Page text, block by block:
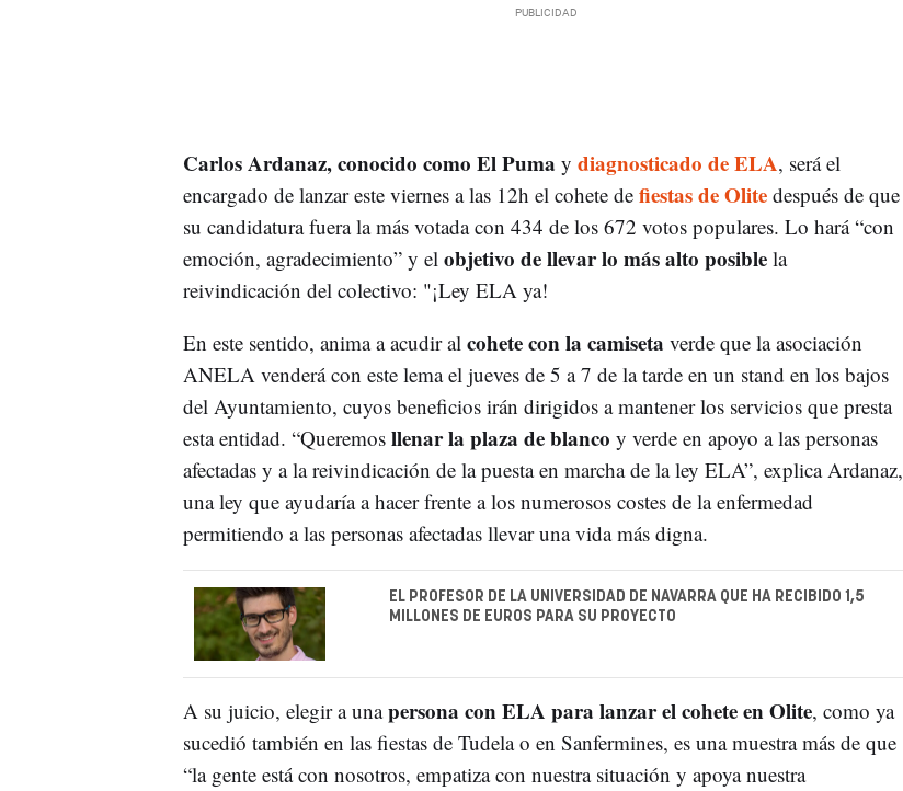
Carlos Ardanaz, conocido como El Puma y diagnosticado de ELA, será el
encargado de lanzar este viernes a las 12h el cohete de fiestas de Olitedespués de que
su candidatura fuera la más votada con 434 de los 672 votos populares. Lo hará “con
emoción, agradecimiento” y el objetivo de llevar lo más alto posiblela
reivindicación del colectivo: "¡Ley ELA ya!
En este sentido, anima a acudir al cohete con la camiseta verde que la asociación
ANELA venderá con este lema el jueves de 5 a 7 de la tarde en un stand en los bajos
del Ayuntamiento, cuyos beneficios irán dirigidos a mantener los servicios que presta
esta entidad. “Queremos llenar la plaza de blanco y verde en apoyo a las personas
afectadas y a la reivindicación de la puesta en marcha de la ley ELA”, explica Ardanaz,
una ley que ayudaría a hacer frente a los numerosos costes de la enfermedad
permitiendo a las personas afectadas llevar una vida más digna.
EL PROFESOR DE LA UNIVERSIDAD DE NAVARRA QUE HA RECIBIDO 1,5
MILLONES DE EUROS PARA SU PROYECTO
A su juicio, elegir a unapersona con ELA para lanzar el cohete en Olite, como ya
sucedió también en las fiestas de Tudela o en Sanfermines, es una muestra más de que
“la gente está con nosotros, empatiza con nuestra situación y apoya nuestra